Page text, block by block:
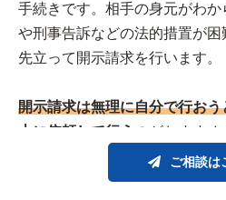
手続きです。相手の身元がわ
や刑事告訴などの法的措置が
先立って開示請求を行います。
開示請求は無理に自分で行おう
士に依頼して行う
のがおすす
ことで開示請求を成功させや
期間短縮にもつながります。
ご相談は